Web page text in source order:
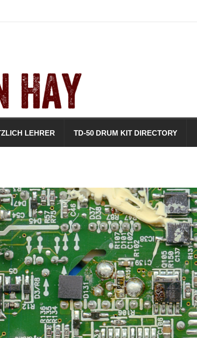
LEHRER TD-50 DRUM KIT DIRECTORY